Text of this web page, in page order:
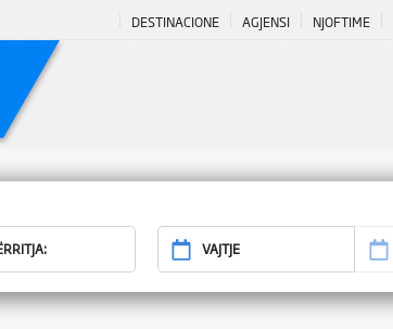
DESTINACIONE AGJENSI NJOFTIME